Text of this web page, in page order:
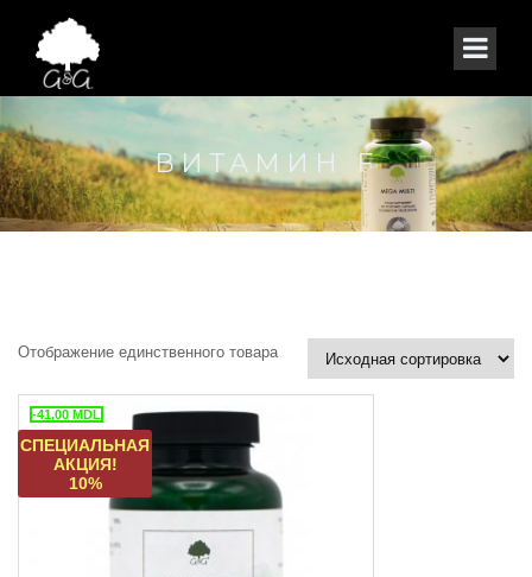
ВИТАМИН F
Отображение единственного товара
-41,00 MDL
СПЕЦИАЛЬНАЯ
АКЦИЯ!
10%